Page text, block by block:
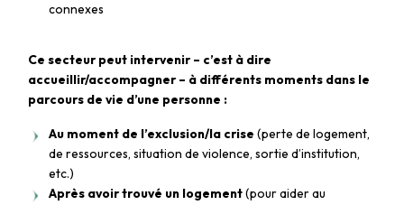
connexes
Ce secteur peut intervenir – c’est à dire
accueillir/accompagner – à différents moments dans le
parcours de vie d’une personne :
Au moment de l’exclusion/la crise (perte de logement,
de ressources, situation de violence, sortie d’institution,
etc.)
Après avoir trouvé un logement(pour aider au